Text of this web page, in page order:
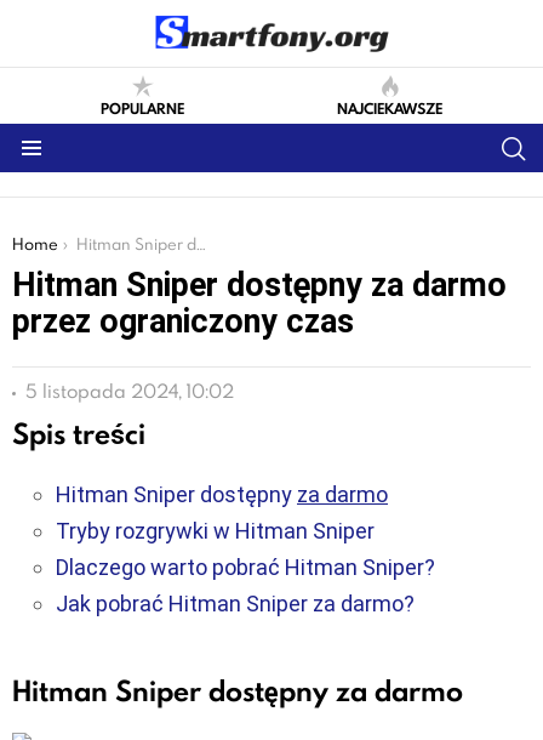
POPULARNE NAJCIEKAWSZE
You are here:
Home Hitman Sniper dostępny za darmo przez ograniczony czas
Hitman Sniper dostępny za darmo
przez ograniczony czas
5 listopada 2024, 10:02
Spis treści
Hitman Sniper dostępny za darmo
Tryby rozgrywki w Hitman Sniper
Dlaczego warto pobrać Hitman Sniper?
Jak pobrać Hitman Sniper za darmo?
Hitman Sniper dostępny za darmo